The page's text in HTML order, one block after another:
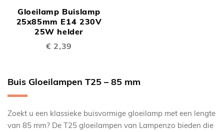
Gloeilamp Buislamp
25x85mm E14 230V
25W helder
€ 2,39
Buis Gloeilampen T25 – 85 mm
Zoekt u een klassieke buisvormige gloeilamp met een lengte
van 85 mm? De T25 gloeilampen van Lampenzo bieden die